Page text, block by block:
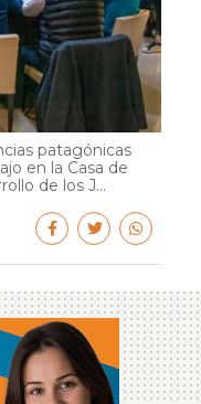
patagónicas
en la Casa de
de los J...